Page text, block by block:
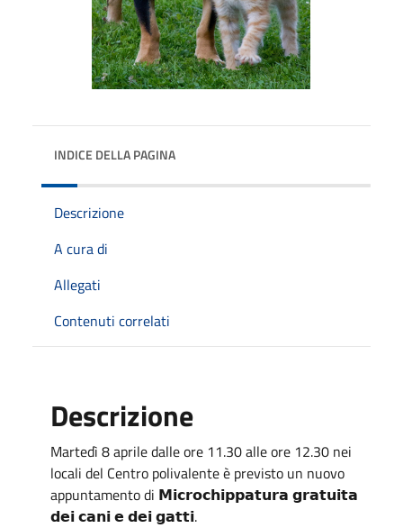
INDICE DELLA PAGINA
Descrizione
A cura di
Allegati
Contenuti correlati
Descrizione
Martedì 8 aprile dalle ore 11.30 alle ore 12.30 nei
locali del Centro polivalente è previsto un nuovo
appuntamento di 𝗠𝗶𝗰𝗿𝗼𝗰𝗵𝗶𝗽𝗽𝗮𝘁𝘂𝗿𝗮 𝗴𝗿𝗮𝘁𝘂𝗶𝘁𝗮
𝗱𝗲𝗶 𝗰𝗮𝗻𝗶 𝗲 𝗱𝗲𝗶 𝗴𝗮𝘁𝘁𝗶.